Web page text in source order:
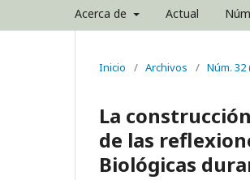
Acerca de Actual
Inicio / Archivos / Núm. 32
La
de las
Biológicas